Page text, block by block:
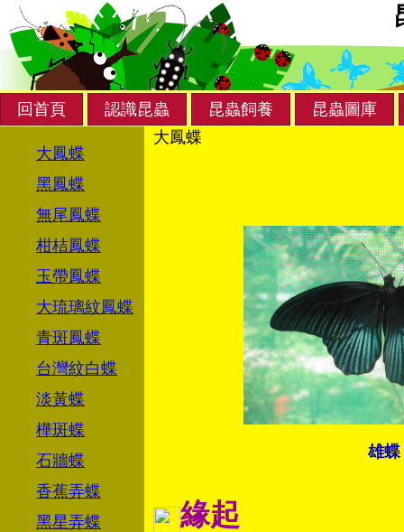
回首頁 認識昆蟲 昆蟲飼養
昆蟲圖庫
大鳳蝶
雄蝶
緣起
大鳳蝶
黑鳳蝶
無尾鳳蝶
柑桔鳳蝶
玉帶鳳蝶
大琉璃紋鳳蝶
青斑鳳蝶
台灣紋白蝶
淡黃蝶
樺斑蝶
石牆蝶
香蕉弄蝶
黑星弄蝶